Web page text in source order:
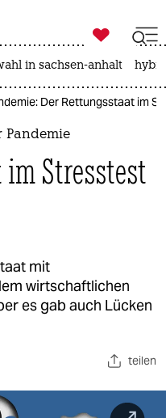

taz zahl ich
in sachsen-anhalt
Der Rettungsstaat im
Stresstest
mit
wirtschaftlichen
es gab auch Lücken
teilen